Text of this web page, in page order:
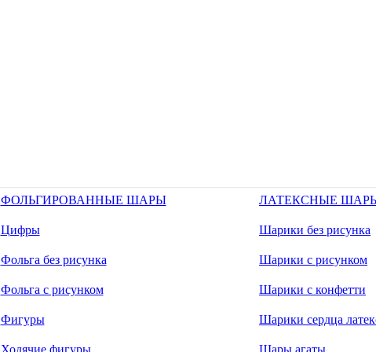
ФОЛЬГИРОВАННЫЕ ШАРЫ
Цифры
Фольга без рисунка
Фольга с рисунком
Фигуры
Ходячие фигуры
ЛАТЕКСНЫЕ
Шарики без рисунка
Шарики с рисунком
Шарики с конфетти
Шарики сердца
Шары агаты